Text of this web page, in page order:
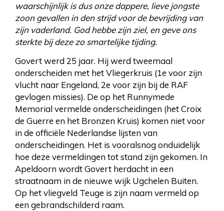
waarschijnlijk is dus onze dappere, lieve jongste
zoon gevallen in den strijd voor de bevrijding van
zijn vaderland. God hebbe zijn ziel, en geve ons
sterkte bij deze zo smartelijke tijding.
Govert werd 25 jaar. Hij werd tweemaal
onderscheiden met het Vliegerkruis (1e voor zijn
vlucht naar Engeland, 2e voor zijn bij de RAF
gevlogen missies). De op het Runnymede
Memorial vermelde onderscheidingen (het Croix
de Guerre en het Bronzen Kruis) komen niet voor
in de officiële Nederlandse lijsten van
onderscheidingen. Het is vooralsnog onduidelijk
hoe deze vermeldingen tot stand zijn gekomen. In
Apeldoorn wordt Govert herdacht in een
straatnaam in de nieuwe wijk Ugchelen Buiten.
Op het vliegveld Teuge is zijn naam vermeld op
een gebrandschilderd raam.